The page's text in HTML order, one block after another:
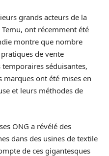
grands acteurs de la
ont récemment été
montre que nombre
pratiques de vente
séduisantes,
marques ont été mises en
et leurs méthodes de
ONG a révélé des
dans des usines de textile
de ces gigantesques